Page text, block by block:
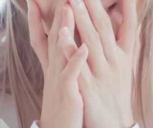
每一次都仿佛在告诉我们：“嘿
》到《疯狂动物城》，从《刀